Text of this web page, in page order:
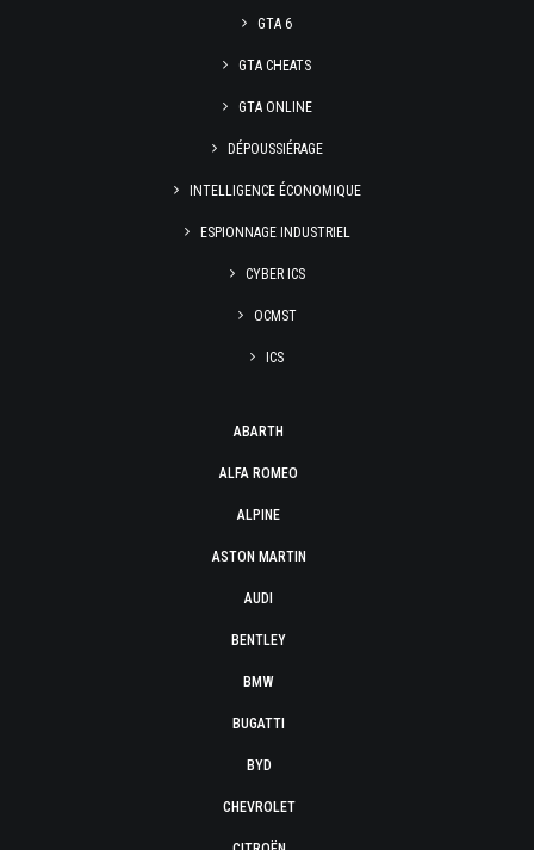
GTA 6
GTA CHEATS
GTA ONLINE
DÉPOUSSIÉRAGE
INTELLIGENCE ÉCONOMIQUE
ESPIONNAGE INDUSTRIEL
CYBER ICS
OCMST
ICS
ABARTH
ALFA ROMEO
ALPINE
ASTON MARTIN
AUDI
BENTLEY
BMW
BUGATTI
BYD
CHEVROLET